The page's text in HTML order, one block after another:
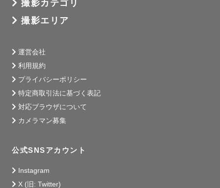
撮影カテゴリ
撮影エリア
運営会社
利用規約
プライバシーポリシー
特定商取引法に基づく表記
対応ブラウザについて
カメラマン募集
公式SNSアカウント
Instagram
X (旧: Twitter)